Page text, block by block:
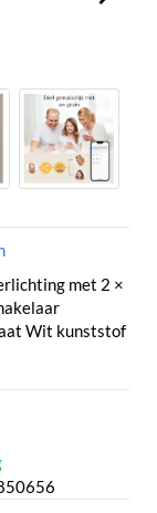
met 2 ×
Wit kunststof